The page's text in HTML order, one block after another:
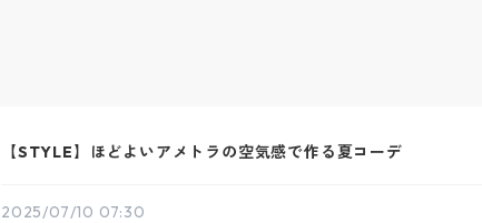
【STYLE】ほどよいアメトラの空気感で作る夏コーデ
2025/07/10 07:30